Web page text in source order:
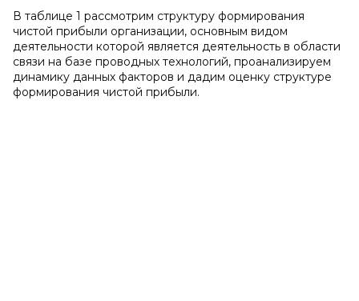
В таблице 1 рассмотрим структуру формирования
чистой прибыли организации, основным видом
деятельности которой является деятельность в области
связи на базе проводных технологий, проанализируем
динамику данных факторов и дадим оценку структуре
формирования чистой прибыли.